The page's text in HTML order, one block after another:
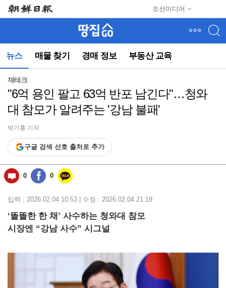
조선미디어
뉴스 매물 찾기 경매 정보 부동산 교육
뉴
(컨
동)
재테크
"6억 용인 팔고 63억 반포 남긴다"…청와
대 참모가 알려주는 '강남 불패'
박기홍 기자
구글 검색 선호 출처로 추가
0 0
입력 : 2026.02.04 10:53 | 수정 : 2026.02.04 21:19
‘똘똘한 한 채’ 사수하는 청와대 참모
시장엔 “강남 사수” 시그널